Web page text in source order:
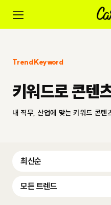
Trend Keyword
키워드로 콘텐
내 직무, 산업에 맞는 키워드 콘텐